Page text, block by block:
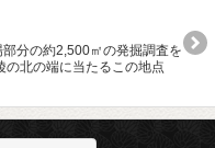
分の約2,500㎡の発掘調査を
の北の端に当たるこの地点